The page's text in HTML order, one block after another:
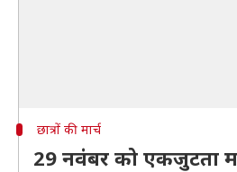
छात्रों की मार्च
29 नवंबर को एकजुटता